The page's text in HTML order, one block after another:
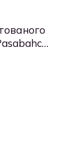
/ кр)